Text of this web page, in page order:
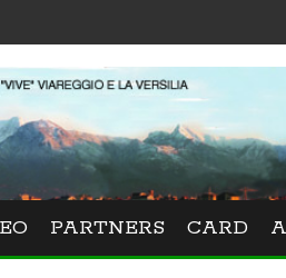
PARTNERS CARD